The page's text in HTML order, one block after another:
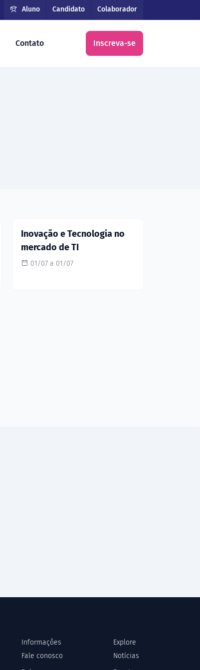
Aluno Candidato Colaborador
Contato Inscreva-se
Inovação e Tecnologia no
mercado de TI
01/07 a 01/07
Informações
Fale conosco
Explore
Notícias